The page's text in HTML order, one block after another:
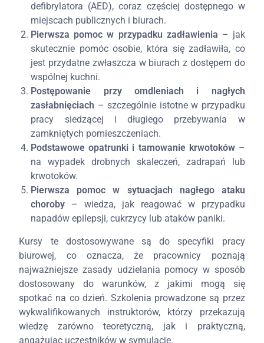
defibrylatora (AED), coraz częściej dostępnego w
miejscach publicznych i biurach.
Pierwsza pomoc w przypadku zadławienia – jak
skutecznie pomóc osobie, która się zadławiła, co
jest przydatne zwłaszcza w biurach z dostępem do
wspólnej kuchni.
Postępowanie przy omdleniach i nagłych
zasłabnięciach – szczególnie istotne w przypadku
pracy siedzącej i długiego przebywania w
zamkniętych pomieszczeniach.
Podstawowe opatrunki i tamowanie krwotoków–
na wypadek drobnych skaleczeń, zadrapań lub
krwotoków.
Pierwsza pomoc w sytuacjach nagłego ataku
choroby – wiedza, jak reagować w przypadku
napadów epilepsji, cukrzycy lub ataków paniki.
Kursy te dostosowywane są do specyfiki pracy
biurowej, co oznacza, że pracownicy poznają
najważniejsze zasady udzielania pomocy w sposób
dostosowany do warunków, z jakimi mogą się
spotkać na co dzień. Szkolenia prowadzone są przez
wykwalifikowanych instruktorów, którzy przekazują
wiedzę zarówno teoretyczną, jak i praktyczną,
angażując uczestników w symulacje.